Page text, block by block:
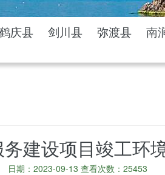
庆县 剑川县 弥渡县 南
建设项目竣工环
日期：2023-09-13 查看次数：25453